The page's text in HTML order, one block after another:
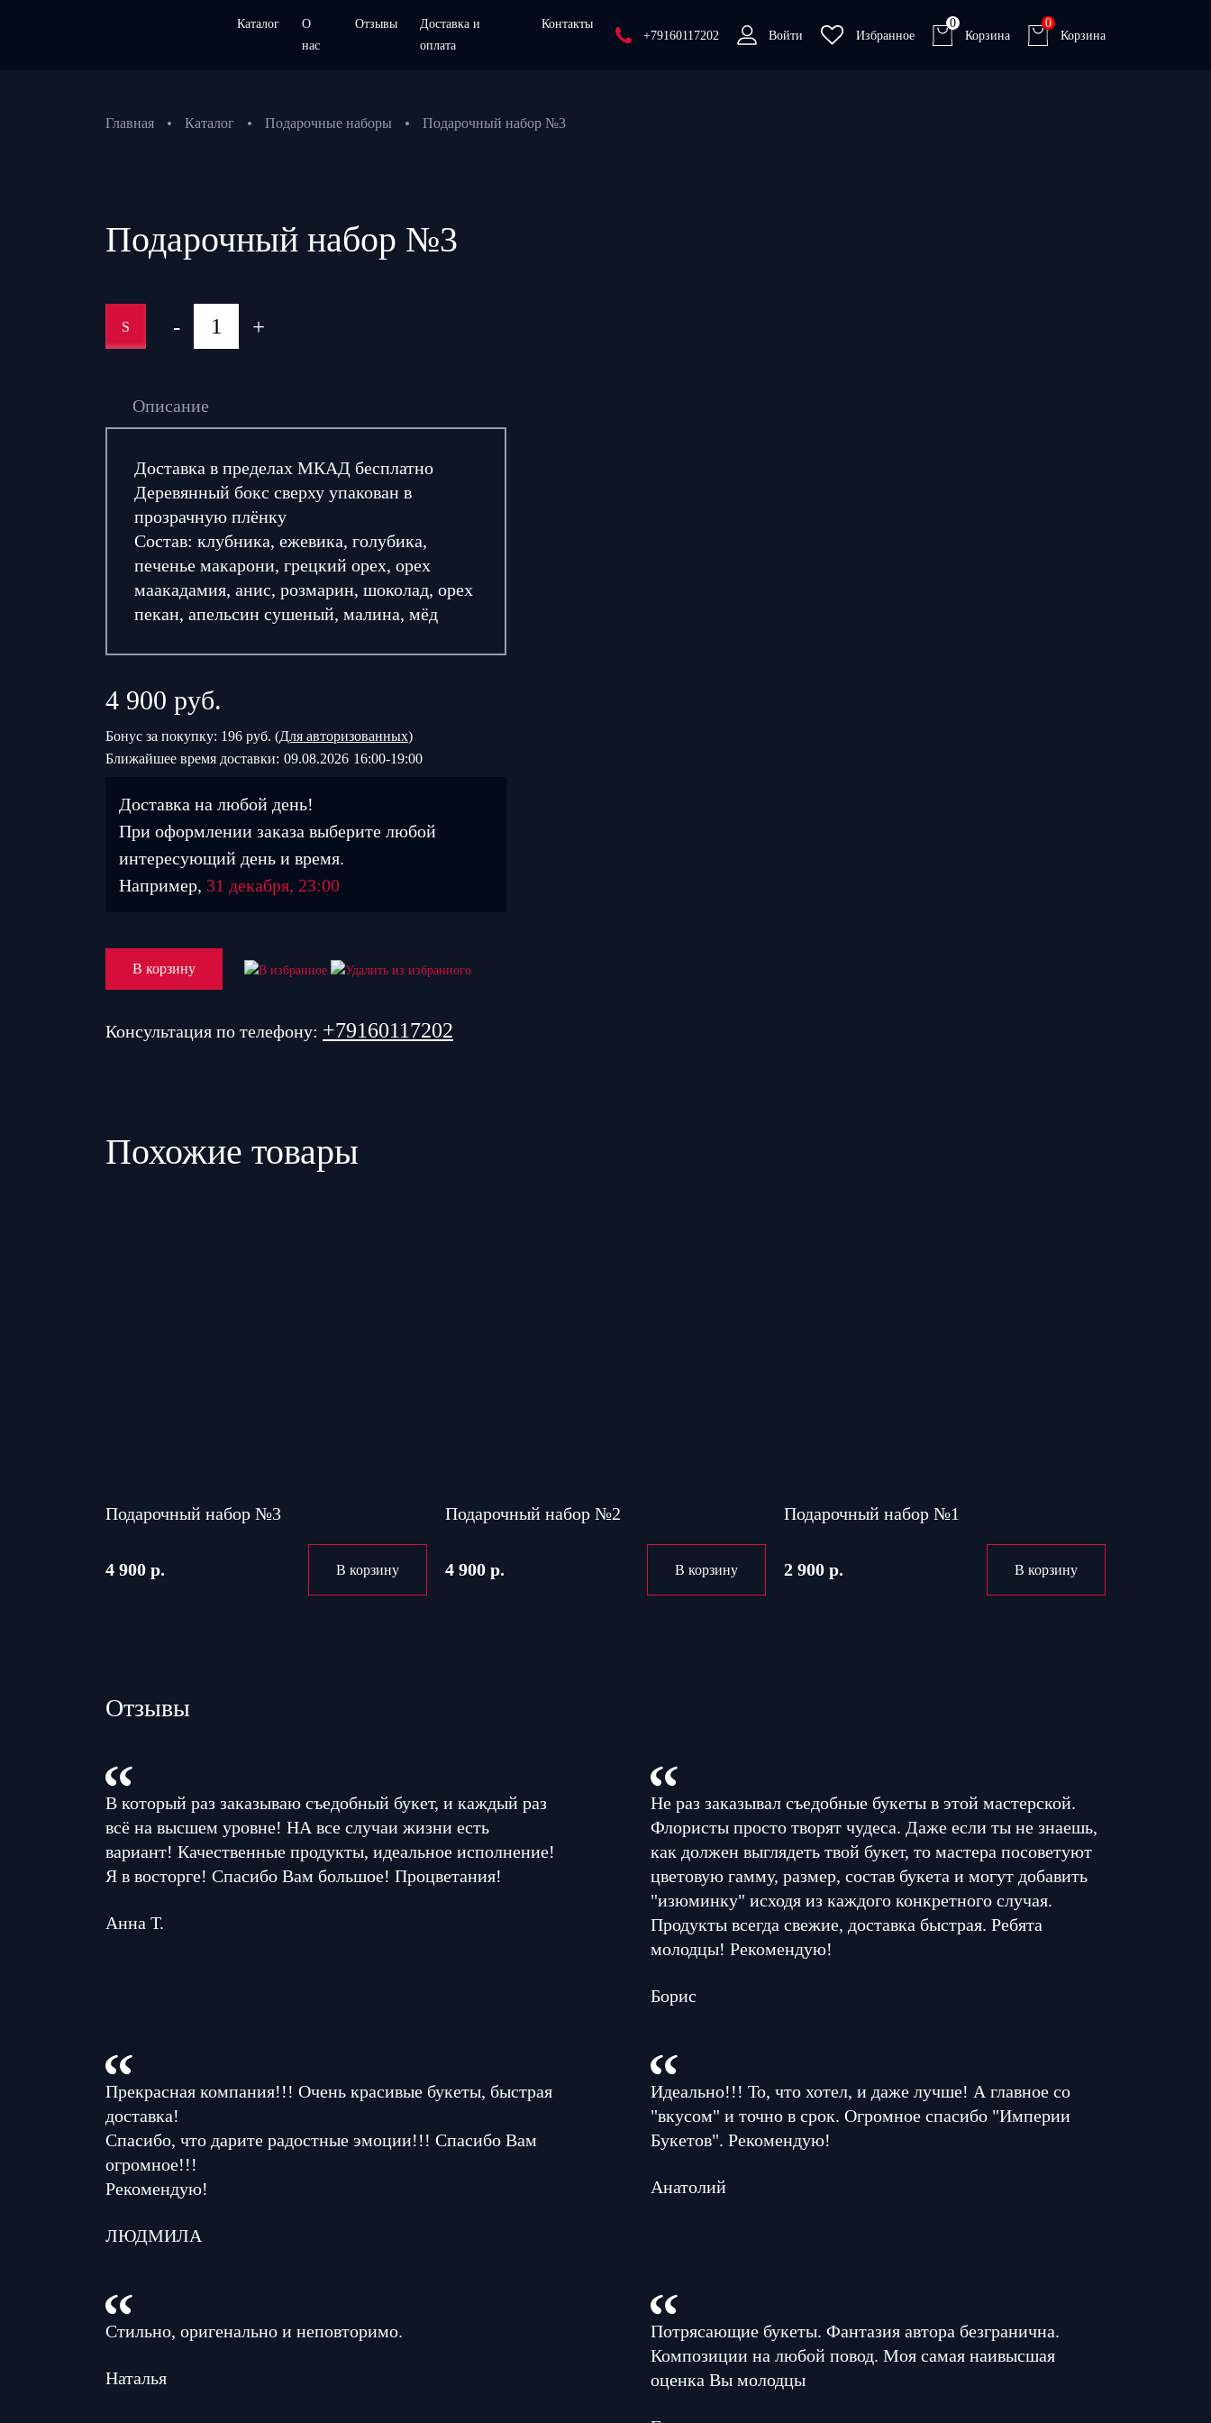
Каталог
О
нас
Отзывы
Доставка и
оплата
Контакты
+79160117202
Войти Избранное
0
Корзина
0
Корзина
Главная Каталог Подарочные наборы Подарочный набор №3
Подарочный набор №3
S - +
Описание
Доставка в пределах МКАД бесплатно
Деревянный бокс сверху упакован в
прозрачную плёнку
Состав: клубника, ежевика, голубика,
печенье макарони, грецкий орех, орех
маакадамия, анис, розмарин, шоколад, орех
пекан, апельсин сушеный, малина, мёд
4 900 руб.
Бонус за покупку: 196 руб. (Для авторизованных)
Ближайшее время доставки: 09.08.2026 16:00-19:00
Доставка на любой день!
При оформлении заказа выберите любой
интересующий день и время.
Например, 31 декабря, 23:00
В корзину
Консультация по телефону: +79160117202
Похожие товары
Подарочный набор №3
4 900 р. В корзину
Подарочный набор №2
4 900 р. В корзину
Подарочный набор №1
2 900 р. В корзину
Отзывы
В который раз заказываю съедобный букет, и каждый раз
всё на высшем уровне! НА все случаи жизни есть
вариант! Качественные продукты, идеальное исполнение!
Я в восторге! Спасибо Вам большое! Процветания!
Анна Т.
Не раз заказывал съедобные букеты в этой мастерской.
Флористы просто творят чудеса. Даже если ты не знаешь,
как должен выглядеть твой букет, то мастера посоветуют
цветовую гамму, размер, состав букета и могут добавить
"изюминку" исходя из каждого конкретного случая.
Продукты всегда свежие, доставка быстрая. Ребята
молодцы! Рекомендую!
Борис
Прекрасная компания!!! Очень красивые букеты, быстрая
доставка!
Спасибо, что дарите радостные эмоции!!! Спасибо Вам
огромное!!!
Рекомендую!
ЛЮДМИЛА
Идеально!!! То, что хотел, и даже лучше! А главное со
"вкусом" и точно в срок. Огромное спасибо "Империи
Букетов". Рекомендую!
Анатолий
Стильно, оригенально и неповторимо.
Наталья
Потрясающие букеты. Фантазия автора безгранична.
Композиции на любой повод. Моя самая наивысшая
оценка Вы молодцы